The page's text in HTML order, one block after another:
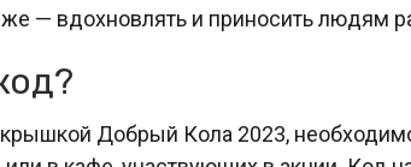
же — вдохновлять и приносить людям
Добрый Кола 2023,